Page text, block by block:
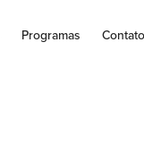
Programas Contato